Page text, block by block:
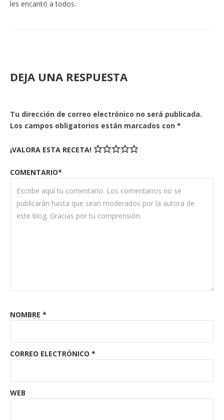
les encantó a todos.
DEJA UNA RESPUESTA
Tu dirección de correo electrónico no será publicada.
Los campos obligatorios están marcados con *
¡VALORA ESTA RECETA!
COMENTARIO*
NOMBRE *
CORREO ELECTRÓNICO *
WEB